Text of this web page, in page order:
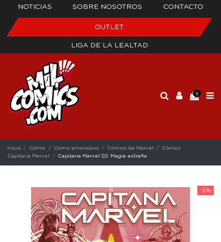
NOTICIAS SOBRE NOSOTROS CONTACTO
OUTLET
LIGA DE LA LEALTAD
0
Inicio Cómic Cómic americano Cómics de Marvel
Cómics
Capitana Marvel
Capitana Marvel 02. Magia extraña
-5%